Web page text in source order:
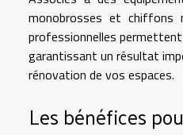
monobrosses et chiffons
professionnelles
garantissant un résultat
rénovation de vos espaces.
Les bénéfices